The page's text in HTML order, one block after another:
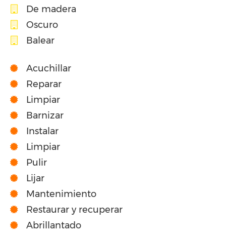
De madera
Oscuro
Balear
Acuchillar
Reparar
Limpiar
Barnizar
Instalar
Limpiar
Pulir
Lijar
Mantenimiento
Restaurar y recuperar
Abrillantado